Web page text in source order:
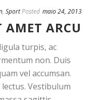
, SportPosted maio 24, 2013
AMET ARCU
turpis, ac
non. Duis
vel accumsan.
Vestibulum